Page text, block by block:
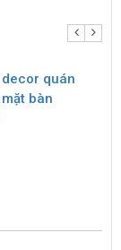
quán
bàn